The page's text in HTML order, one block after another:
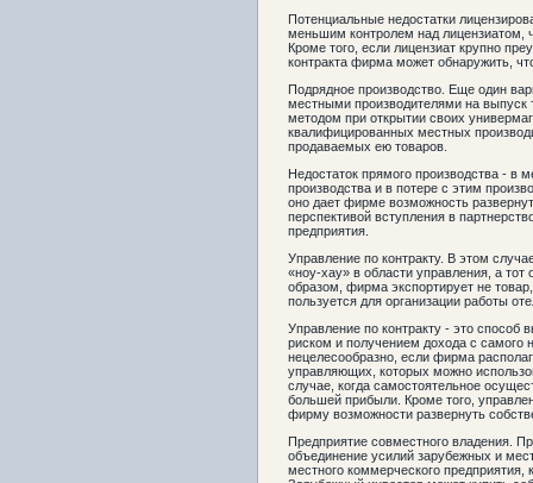
Потенциальные недостатки
меньшим контролем над лицензиатом,
Кроме того, если лицензиат крупно
контракта фирма может обнаружить,
Подрядное производство. Еще один
местными производителями на
методом при открытии своих
квалифицированных местных
продаваемых ею товаров.
Недостаток прямого производства -
производства и в потере с этим
оно дает фирме возможность
перспективой вступления в
предприятия.
Управление по контракту. В этом
«ноу-хау» в области управления, а
образом, фирма экспортирует не
пользуется для организации работы
Управление по контракту - это
риском и получением дохода с самого
нецелесообразно, если фирма
управляющих, которых можно
случае, когда самостоятельное
большей прибыли. Кроме того,
фирму возможности развернуть
Предприятие совместного владения.
объединение усилий зарубежных и
местного коммерческого